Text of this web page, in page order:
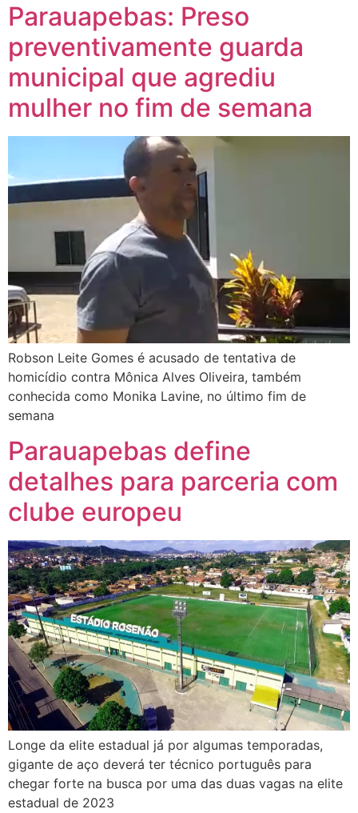
Parauapebas: Preso
preventivamente guarda
municipal que agrediu
mulher no fim de semana
Robson Leite Gomes é acusado de tentativa de
homicídio contra Mônica Alves Oliveira, também
conhecida como Monika Lavine, no último fim de
semana
Parauapebas define
detalhes para parceria com
clube europeu
Longe da elite estadual já por algumas temporadas,
gigante de aço deverá ter técnico português para
chegar forte na busca por uma das duas vagas na elite
estadual de 2023